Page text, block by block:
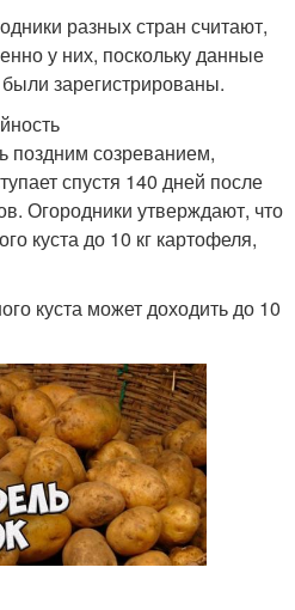
разных стран считают,
у них, поскольку данные
зарегистрированы.
поздним созреванием,
спустя 140 дней после
Огородники утверждают, что
куста до 10 кг картофеля,
куста может доходить до 10